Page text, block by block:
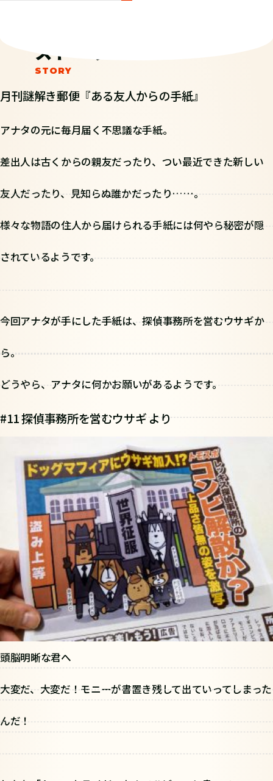
ストーリー
月刊謎解き郵便『ある友人からの手紙』
アナタの元に毎月届く不思議な手紙。
差出人は古くからの親友だったり、つい最近できた新しい
友人だったり、見知らぬ誰かだったり……。
様々な物語の住人から届けられる手紙には何やら秘密が隠
されているようです。
今回アナタが手にした手紙は、探偵事務所を営むウサギか
ら。
どうやら、アナタに何かお願いがあるようです。
#11 探偵事務所を営むウサギ より
頭脳明晰な君へ
大変だ、大変だ！モニーが書置き残して出ていってしまった
んだ！